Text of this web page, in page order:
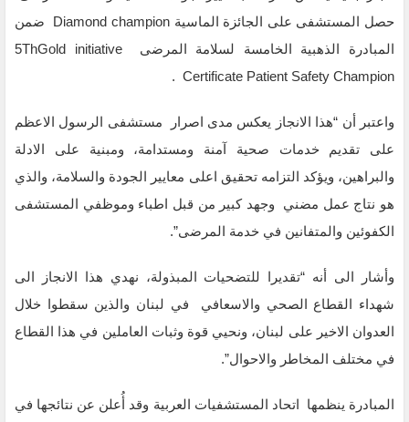
حصل المستشفى على الجائزة الماسية Diamond champion ضمن
المبادرة الذهبية الخامسة لسلامة المرضى 5ThGold initiative
Certificate Patient Safety Champion .
واعتبر أن “هذا الانجاز يعكس مدى اصرار مستشفى الرسول الاعظم
على تقديم خدمات صحية آمنة ومستدامة، ومبنية على الادلة
والبراهين، ويؤكد التزامه تحقيق اعلى معايير الجودة والسلامة، والذي
هو نتاج عمل مضني وجهد كبير من قبل اطباء وموظفي المستشفى
الكفوئين والمتفانين في خدمة المرضى”.
وأشار الى أنه “تقديرا للتضحيات المبذولة، نهدي هذا الانجاز الى
شهداء القطاع الصحي والاسعافي في لبنان والذين سقطوا خلال
العدوان الاخير على لبنان، ونحيي قوة وثبات العاملين في هذا القطاع
في مختلف المخاطر والاحوال”.
المبادرة ينظمها اتحاد المستشفيات العربية وقد أُعلن عن نتائجها في